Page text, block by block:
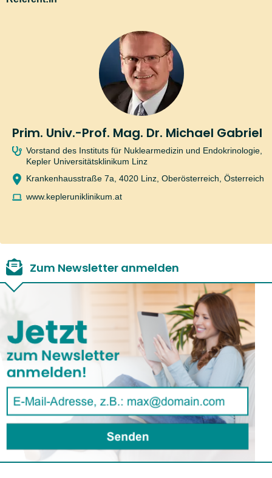
Beweglichkeit erhalten
Informationen, wie und zu welchen Zwecken MeinMed.at personenbezogene
Daten verarbeitet, zu den von MeinMed.at eingesetzten Cookies (samt
Auswahl- und Kontrollmöglichkeiten) sowie zur Ausübung des
MeinMed.at.
Prim. Univ.-Prof. Mag. Dr. Michael Gabriel
Vorstand des Instituts für Nuklearmedizin und Endokrinologie,
Kepler Universitätsklinikum Linz
Krankenhausstraße 7a, 4020 Linz, Oberösterreich, Österreich
www.kepleruniklinikum.at
Zum Newsletter anmelden